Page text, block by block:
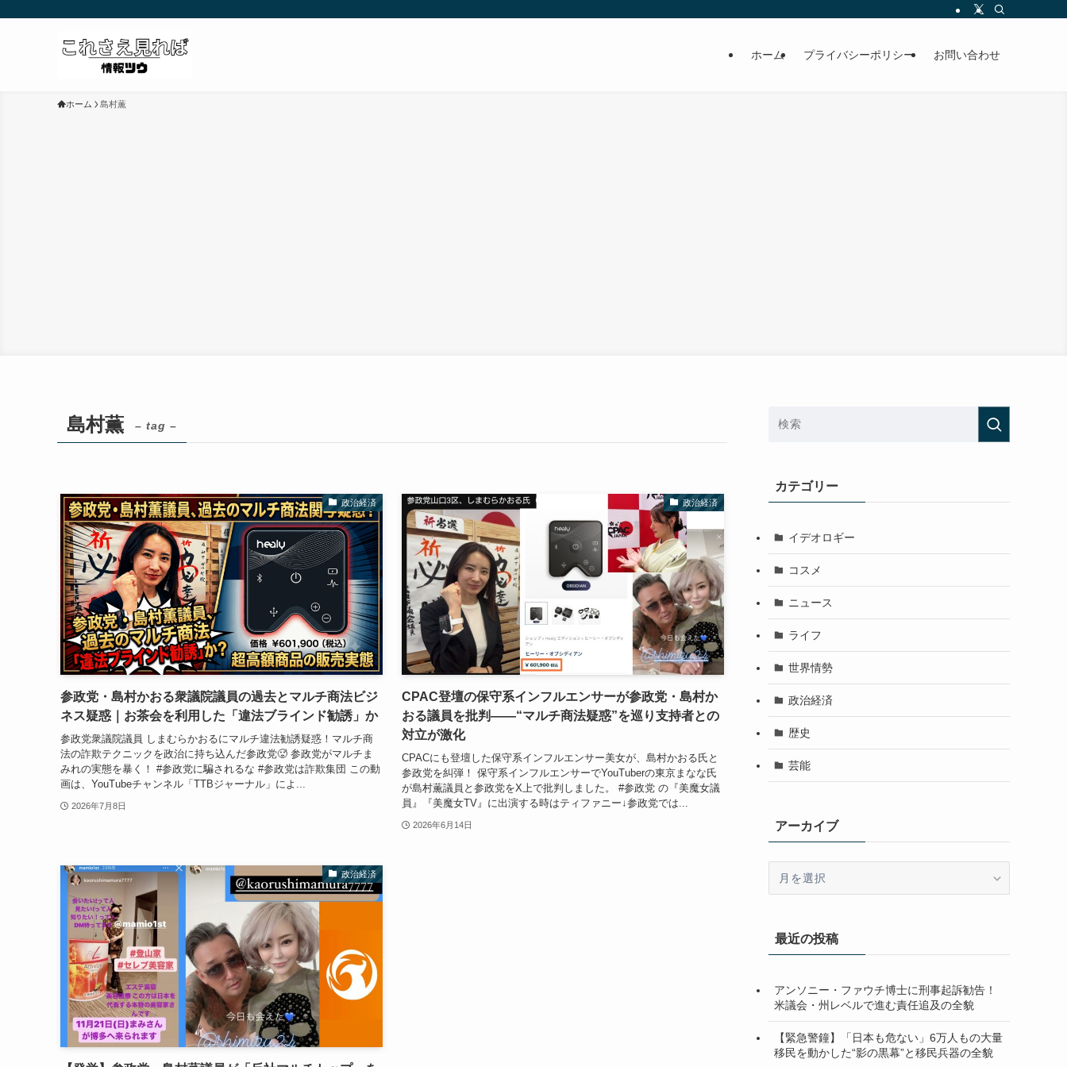
ホーム プライバシーポリシー お問い合わせ
ホーム 島村薫
島村薫 – tag –
政治経済
参政党・島村かおる衆議院議員の過去とマルチ商法ビジ
ネス疑惑｜お茶会を利用した「違法ブラインド勧誘」か
参政党衆議院議員 しまむらかおるにマルチ違法勧誘疑惑！マルチ商
法の詐欺テクニックを政治に持ち込んだ参政党🥵 参政党がマルチま
みれの実態を暴く！ #参政党に騙されるな #参政党は詐欺集団 この動
画は、YouTubeチャンネル「TTBジャーナル」によ...
2026年7月8日
政治経済
CPAC登壇の保守系インフルエンサーが参政党・島村か
おる議員を批判――“マルチ商法疑惑”を巡り支持者との
対立が激化
CPACにも登壇した保守系インフルエンサー美女が、島村かおる氏と
参政党を糾弾！ 保守系インフルエンサーでYouTuberの東京まなな氏
が島村薫議員と参政党をX上で批判しました。 #参政党 の『美魔女議
員』『美魔女TV』に出演する時はティファニー↓参政党では...
2026年6月14日
政治経済
カテゴリー
イデオロギー
コスメ
ニュース
ライフ
世界情勢
政治経済
歴史
芸能
アーカイブ
ブ最近の投稿
アンソニー・ファウチ博士に刑事起訴勧告！
米議会・州レベルで進む責任追及の全貌
【緊急警鐘】「日本も危ない」6万人もの大量
移民を動かした“影の黒幕”と移民兵器の全貌